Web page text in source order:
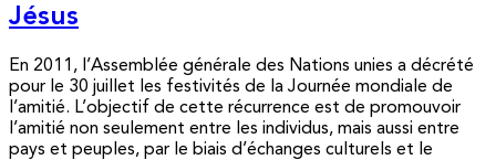
Jésus
En 2011, l’Assemblée générale des Nations unies a décrété
pour le 30 juillet les festivités de la Journée mondiale de
l’amitié. L’objectif de cette récurrence est de promouvoir
l’amitié non seulement entre les individus, mais aussi entre
pays et peuples, par le biais d’échanges culturels et le